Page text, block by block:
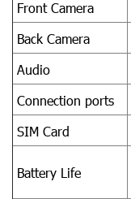
Front Camera
Back Camera
Audio
Connection ports
SIM Card
Battery Life